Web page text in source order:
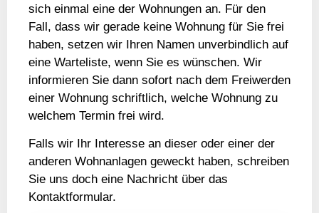
sich einmal eine der Wohnungen an. Für den
Fall, dass wir gerade keine Wohnung für Sie frei
haben, setzen wir Ihren Namen unverbindlich auf
eine Warteliste, wenn Sie es wünschen. Wir
informieren Sie dann sofort nach dem Freiwerden
einer Wohnung schriftlich, welche Wohnung zu
welchem Termin frei wird.
Falls wir Ihr Interesse an dieser oder einer der
anderen Wohnanlagen geweckt haben, schreiben
Sie uns doch eine Nachricht über das
Kontaktformular.